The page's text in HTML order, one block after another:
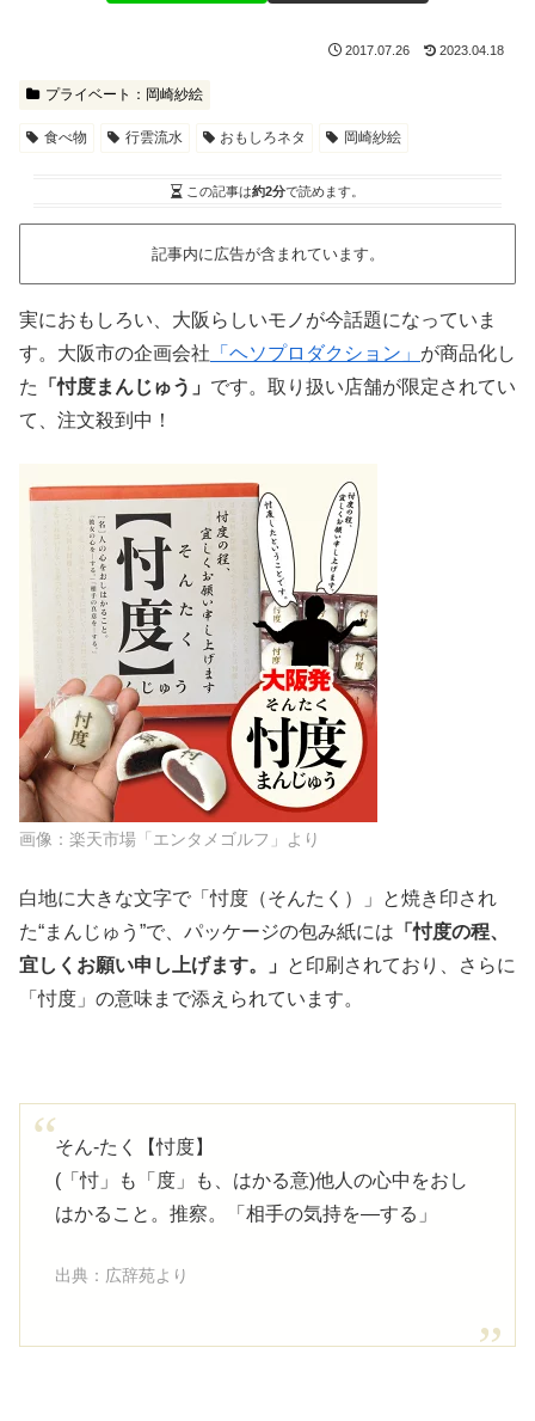
2017.07.26 2023.04.18
プライベート：岡崎紗絵
食べ物 行雲流水 おもしろネタ 岡崎紗絵
この記事は約2分で読めます。
記事内に広告が含まれています。
実におもしろい、大阪らしいモノが今話題になっていま
す。大阪市の企画会社 「ヘソプロダクション」 が商品化し
た
「忖度まんじゅう」 です。取り扱い店舗が限定されてい
て、注文殺到中！
画像：楽天市場「エンタメゴルフ」より
白地に大きな文字で「忖度（そんたく）」と焼き印され
た“まんじゅう”で、パッケージの包み紙には 「忖度の程、
宜しくお願い申し上げます。」
と印刷されており、さらに
「忖度」の意味まで添えられています。
そん‐たく【忖度】
(「忖」も「度」も、はかる意)他人の心中をおし
はかること。推察。「相手の気持を―する」
出典：広辞苑より